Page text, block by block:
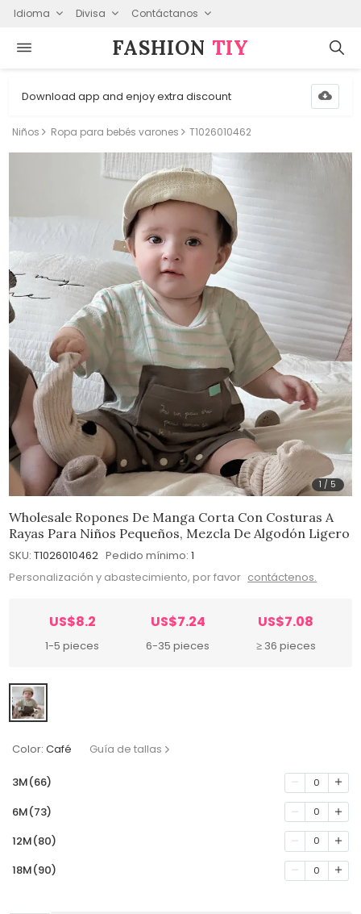
Idioma Divisa Contáctanos
FASHION⁠ TIY
Download app and enjoy extra discount
Niños Ropa para bebés varones T1026010462
1 / 5
Wholesale Ropones De Manga Corta Con Costuras A
Rayas Para Niños Pequeños, Mezcla De Algodón Ligero
SKU: T1026010462 Pedido mínimo: 1
Personalización y abastecimiento, por favor contáctenos.
US$8.2
1-5 pieces
US$7.24
6-35 pieces
US$7.08
≥ 36 pieces
Color: Café Guía de tallas
3M(66) 0
6M(73) 0
12M(80) 0
18M(90) 0